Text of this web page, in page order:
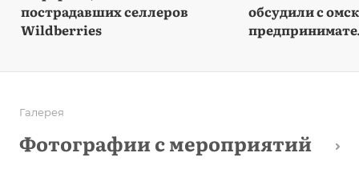
пострадавших селлеров
Wildberries
обсудили с
Галерея
Фотографии с мероприятий